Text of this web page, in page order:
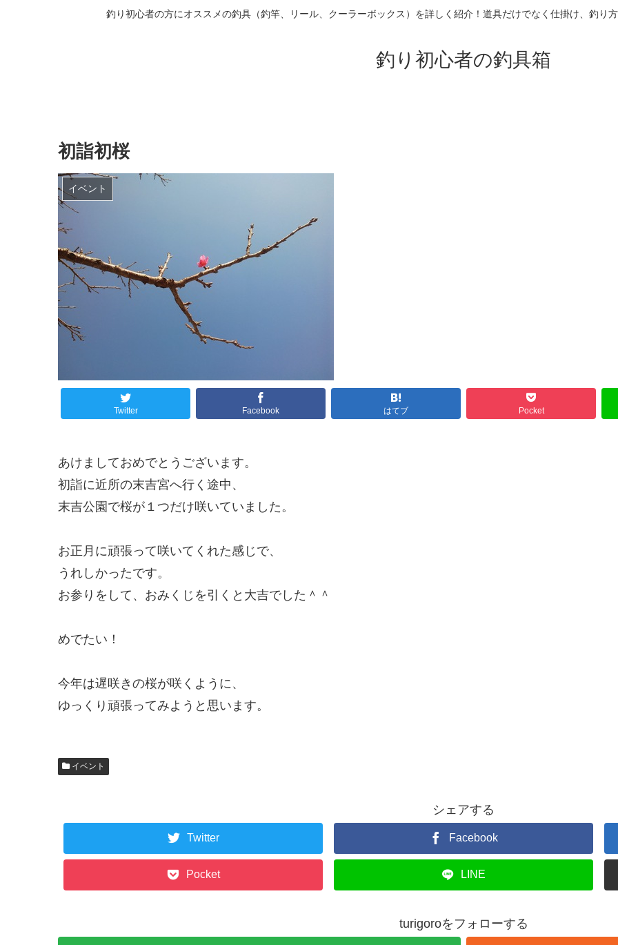
釣り初心者の方にオススメの釣具（釣竿、リール、クーラーボックス）を詳しく紹介！道具だけでなく仕掛け、釣り
釣り初心者の釣具箱
初詣初桜
イベント
Twitter Facebook はてブ Pocket
あけましておめでとうございます。
初詣に近所の末吉宮へ行く途中、
末吉公園で桜が１つだけ咲いていました。
お正月に頑張って咲いてくれた感じで、
うれしかったです。
お参りをして、おみくじを引くと大吉でした＾＾
めでたい！
今年は遅咲きの桜が咲くように、
ゆっくり頑張ってみようと思います。
イベント
シェアする
Twitter Facebook
Pocket LINE
turigoroをフォローする